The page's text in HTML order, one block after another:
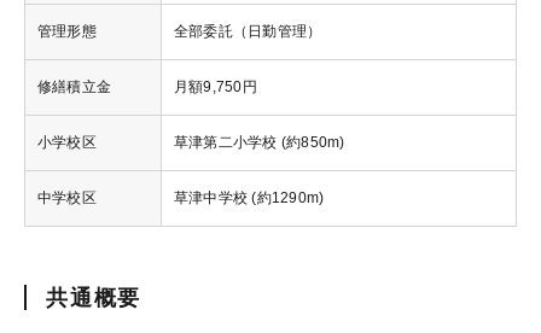
管理形態 全部委託（日勤管理）
修繕積立金 月額9,750円
小学校区 草津第二小学校 (約850m)
中学校区 草津中学校 (約1290m)
共通概要